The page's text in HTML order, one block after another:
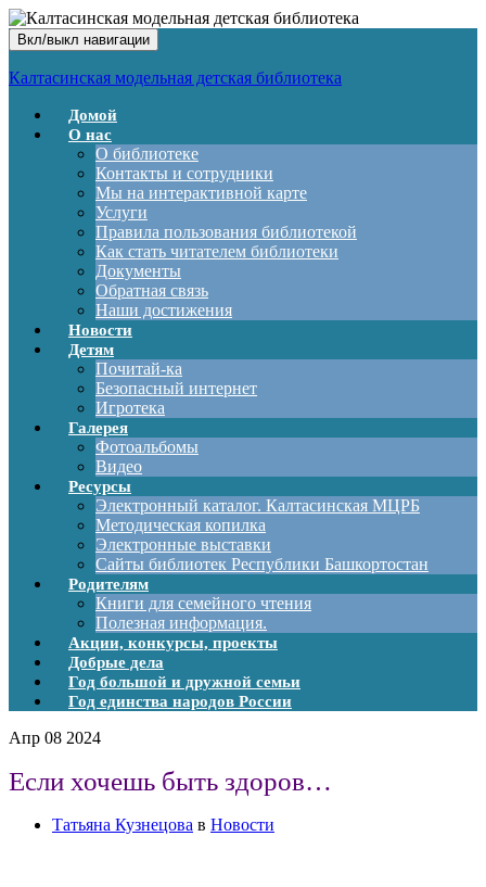
Вкл/выкл навигации
Калтасинская модельная детская библиотека
Домой
О нас
О библиотеке
Контакты и сотрудники
Мы на интерактивной карте
Услуги
Правила пользования библиотекой
Как стать читателем библиотеки
Документы
Обратная связь
Наши достижения
Новости
Детям
Почитай-ка
Безопасный интернет
Игротека
Галерея
Фотоальбомы
Видео
Ресурсы
Электронный каталог. Калтасинская МЦРБ
Методическая копилка
Электронные выставки
Сайты библиотек Республики Башкортостан
Родителям
Книги для семейного чтения
Полезная информация.
Акции, конкурсы, проекты
Добрые дела
Год большой и дружной семьи
Год единства народов России
Апр 08 2024
Если хочешь быть здоров…
Татьяна Кузнецова в Новости